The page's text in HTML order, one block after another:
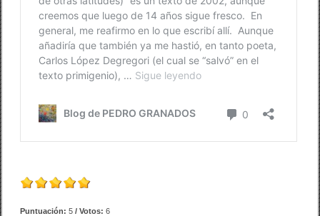
Puntuación:5 / Votos:6